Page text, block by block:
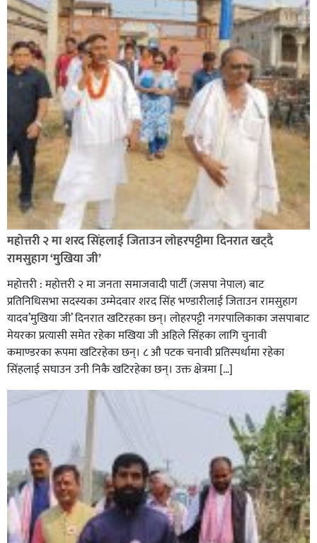
सिराहा-२ मा संजय यादव भिड्ने !
रक्तदान सेवामा जिल्लामै दोस्रो स्थान ल्याएकोमा जनमत नेताद्वय
रेडक्रस सिराहा द्वारा सम्मानित
सिराहाको औरहीमा जेन-जी भेला सम्पन्न
महोत्तरी २ मा शरद सिंहलाई जिताउन लोहरपट्टीमा दिनरात खट्दै
रामसुहाग ‘मुखिया जी’
महोत्तरी : महोत्तरी २ मा जनता समाजवादी पार्टी (जसपा नेपाल) बाट
प्रतिनिधिसभा सदस्यका उम्मेदवार शरद सिंह भण्डारीलाई जिताउन रामसुहाग
यादव’मुखिया जी’ दिनरात खटिरहका छन्। लोहरपट्टी नगरपालिकाका जसपाबाट
मेयरका प्रत्यासी समेत रहेका मखिया जी अहिले सिंहका लागि चुनावी
कमाण्डरका रूपमा खटिरहेका छन्। ८ औ पटक चनावी प्रतिस्पर्धामा रहेका
सिंहलाई सघाउन उनी निकै खटिरहेका छन्। उक्त क्षेत्रमा […]